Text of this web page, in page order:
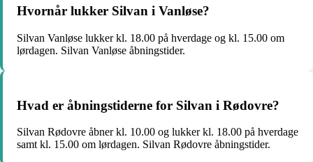
Hvornår lukker Silvan i Vanløse?
Silvan Vanløse lukker kl. 18.00 på hverdage og kl. 15.00 om
lørdagen. Silvan Vanløse åbningstider.
Hvad er åbningstiderne for Silvan i Rødovre?
Silvan Rødovre åbner kl. 10.00 og lukker kl. 18.00 på hverdage
samt kl. 15.00 om lørdagen. Silvan Rødovre åbningstider.